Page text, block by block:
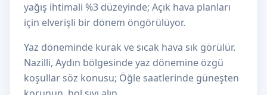
yağış ihtimali %3 düzeyinde; Açık hava planları
için elverişli bir dönem öngörülüyor.
Yaz döneminde kurak ve sıcak hava sık görülür.
Nazilli, Aydın bölgesinde yaz dönemine özgü
koşullar söz konusu; Öğle saatlerinde güneşten